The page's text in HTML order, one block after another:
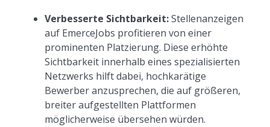
Verbesserte Sichtbarkeit:Stellenanzeigen
auf EmerceJobs profitieren von einer
prominenten Platzierung. Diese erhöhte
Sichtbarkeit innerhalb eines spezialisierten
Netzwerks hilft dabei, hochkarätige
Bewerber anzusprechen, die auf größeren,
breiter aufgestellten Plattformen
möglicherweise übersehen würden.